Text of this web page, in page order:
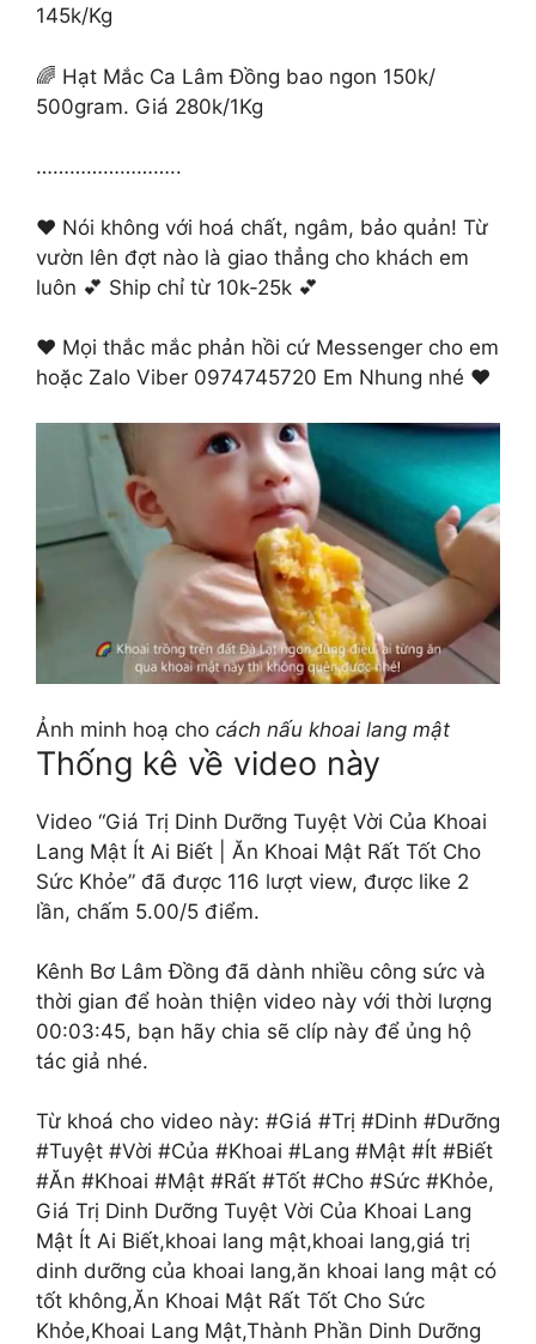
145k/Kg
🌈 Hạt Mắc Ca Lâm Đồng bao ngon 150k/
500gram. Giá 280k/1Kg
……………………..
❤️ Nói không với hoá chất, ngâm, bảo quản! Từ
vườn lên đợt nào là giao thẳng cho khách em
luôn 💕 Ship chỉ từ 10k-25k 💕
❤️ Mọi thắc mắc phản hồi cứ Messenger cho em
hoặc Zalo Viber 0974745720 Em Nhung nhé ❤️
Ảnh minh hoạ cho cách nấu khoai lang mật
Thống kê về video này
Video “Giá Trị Dinh Dưỡng Tuyệt Vời Của Khoai
Lang Mật Ít Ai Biết | Ăn Khoai Mật Rất Tốt Cho
Sức Khỏe” đã được 116 lượt view, được like 2
lần, chấm 5.00/5 điểm.
Kênh Bơ Lâm Đồng đã dành nhiều công sức và
thời gian để hoàn thiện video này với thời lượng
00:03:45, bạn hãy chia sẽ clíp này để ủng hộ
tác giả nhé.
Từ khoá cho video này: #Giá #Trị #Dinh #Dưỡng
#Tuyệt #Vời #Của #Khoai #Lang #Mật #Ít #Biết
#Ăn #Khoai #Mật #Rất #Tốt #Cho #Sức #Khỏe,
Giá Trị Dinh Dưỡng Tuyệt Vời Của Khoai Lang
Mật Ít Ai Biết,khoai lang mật,khoai lang,giá trị
dinh dưỡng của khoai lang,ăn khoai lang mật có
tốt không,Ăn Khoai Mật Rất Tốt Cho Sức
Khỏe,Khoai Lang Mật,Thành Phần Dinh Dưỡng